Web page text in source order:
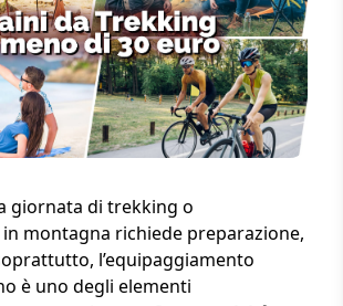
giornata di trekking o
in montagna richiede preparazione,
l’equipaggiamento
è uno degli elementi